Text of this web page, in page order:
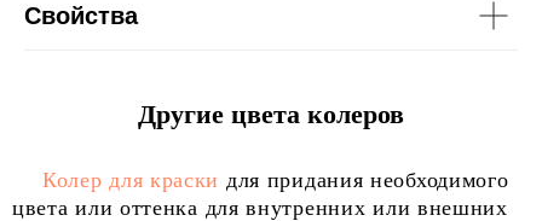
Свойства
Другие цвета колеров
Колер для краски для придания необходимого
цвета или оттенка для внутренних или внешних